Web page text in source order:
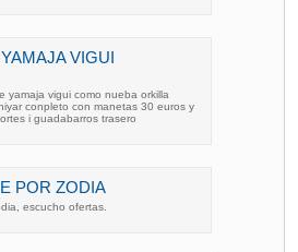
VIGUI
yamaja vigui como nueba orkilla
conpleto con manetas 30 euros y
i guadabarros trasero
POR ZODIA
escucho ofertas.